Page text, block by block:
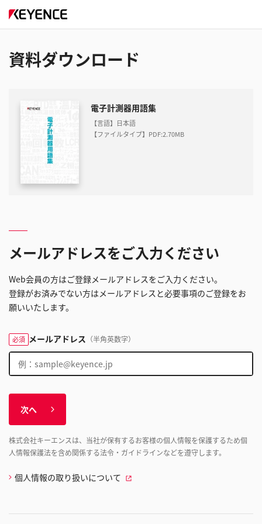
資料ダウンロード
電子計測器用語集
【言語】日本語
【ファイルタイプ】PDF:2.70MB
メールアドレスをご入力ください
Web会員の方はご登録メールアドレスをご入力ください。
登録がお済みでない方はメールアドレスと必要事項のご登録をお
願いいたします。
必須 メールアドレス （半角英数字）
次へ
株式会社キーエンスは、当社が保有するお客様の個人情報を保護するため個
人情報保護法を含め関係する法令・ガイドラインなどを遵守します。
個人情報の取り扱いについて